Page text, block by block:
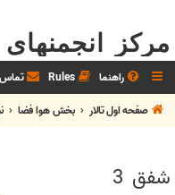
مرکز
راهنما Rules تماس
صفحه اول تالار
بخش هوا فضا
شفق 3